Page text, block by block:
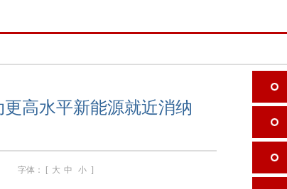
高水平新能源就近消纳
字体： [ 大 中 小 ]